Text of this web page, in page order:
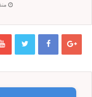
منذ 5 أيام